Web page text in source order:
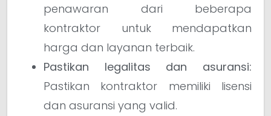
penawaran dari beberapa
kontraktor untuk mendapatkan
harga dan layanan terbaik.
Pastikan legalitas dan asuransi:
Pastikan kontraktor memiliki lisensi
dan asuransi yang valid.